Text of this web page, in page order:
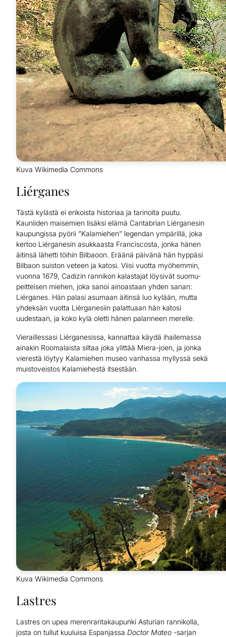
Kuva Wikimedia Commons
Liérganes
Tästä kylästä ei erikoista historiaa ja tarinoita puutu.
Kauniiden maisemien lisäksi elämä Cantabrian Liérganesin
kaupungissa pyörii ”Kalamiehen” legendan ympärillä, joka
kertoo Liérganesin asukkaasta Franciscosta, jonka hänen
äitinsä lähetti töihin Bilbaoon. Eräänä päivänä hän hyppäsi
Bilbaon suiston veteen ja katosi. Viisi vuotta myöhemmin,
vuonna 1679, Cadizin rannikon kalastajat löysivät suomu-
peitteisen miehen, joka sanoi ainoastaan yhden sanan:
Liérganes. Hän palasi asumaan äitinsä luo kylään, mutta
yhdeksän vuotta Liérganesiin palattuaan hän katosi
uudestaan, ja koko kylä oletti hänen palanneen merelle.
Vieraillessasi Liérganesissa, kannattaa käydä ihailemassa
ainakin Roomalaista siltaa joka ylittää Miera-joen, ja jonka
vierestä löytyy Kalamiehen museo vanhassa myllyssä sekä
muistoveistos Kalamiehestä itsestään.
Kuva Wikimedia Commons
Lastres
Lastres on upea merenrantakaupunki Asturian rannikolla,
josta on tullut kuuluisa Espanjassa Doctor Mateo -sarjan